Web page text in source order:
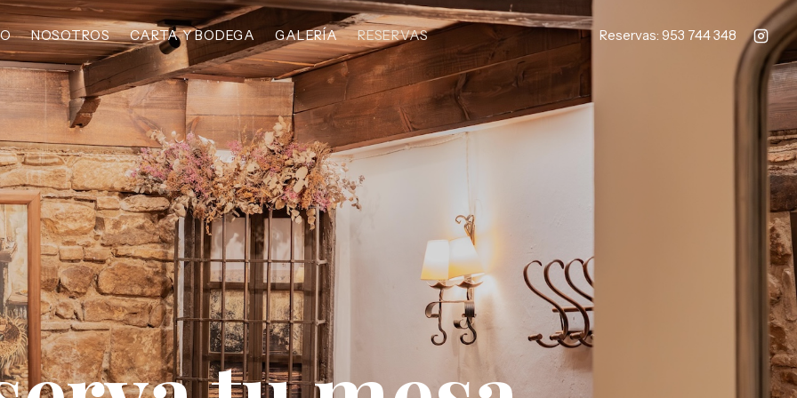
NOSOTROS CARTA Y BODEGA GALERÍA RESERVAS Reservas: 953 744 348